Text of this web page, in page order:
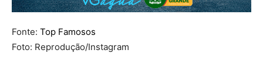
Fonte: Top Famosos
Foto: Reprodução/Instagram